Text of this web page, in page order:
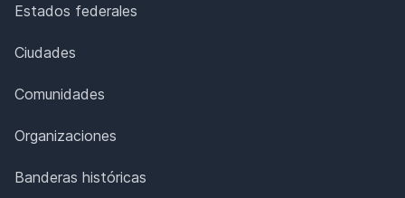
Estados federales
Ciudades
Comunidades
Organizaciones
Banderas históricas